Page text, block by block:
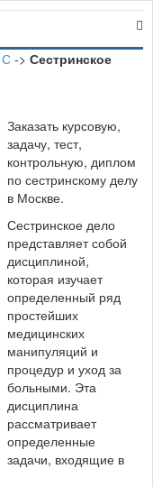
С -> Сестринское
Заказать курсовую,
задачу, тест,
контрольную, диплом
по сестринскому делу
в Москве.
Сестринское дело
представляет собой
дисциплиной,
которая изучает
определенный ряд
простейших
медицинских
манипуляций и
процедур и уход за
больными. Эта
дисциплина
рассматривает
определенные
задачи, входящие в